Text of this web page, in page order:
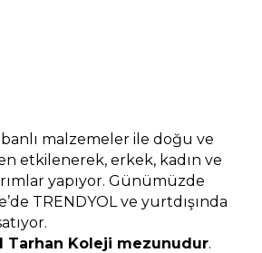
malzemeler ile doğu ve
etkilenerek, erkek, kadın ve
yapıyor. Günümüzde
TRENDYOL ve yurtdışında
Tarhan Koleji mezunudur.